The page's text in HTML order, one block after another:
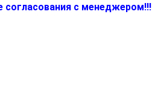
согласования с менеджером!!!